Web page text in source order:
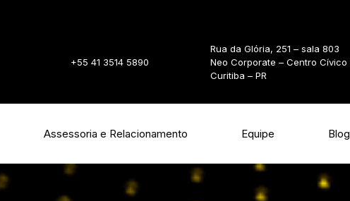
+55 41 3514 5890
Rua da Glória, 251 – sala 803
Neo Corporate – Centro Cívico
Curitiba – PR
Assessoria e Relacionamento Equipe Blog